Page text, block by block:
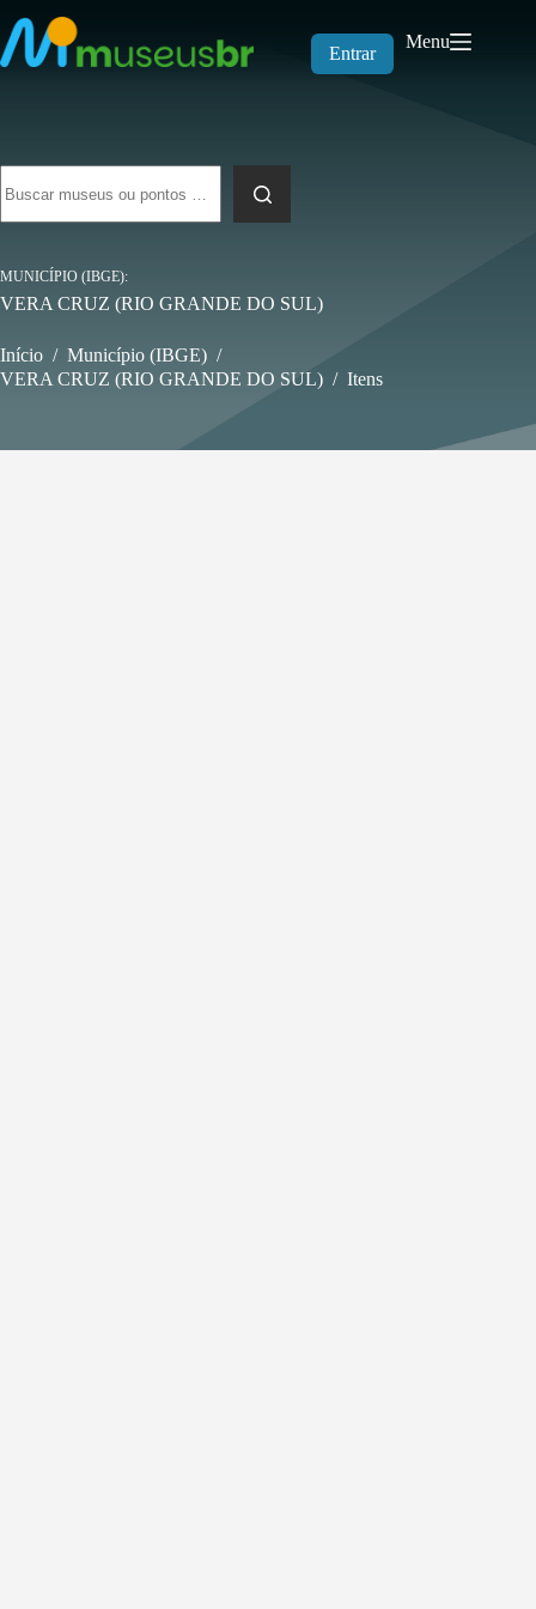
para
o
conteúdo
Entrar
Menu
resultados
MUNICÍPIO (IBGE)
VERA CRUZ (RIO GRANDE DO SUL)
Início / Município (IBGE) /
VERA CRUZ (RIO GRANDE DO SUL) / Itens